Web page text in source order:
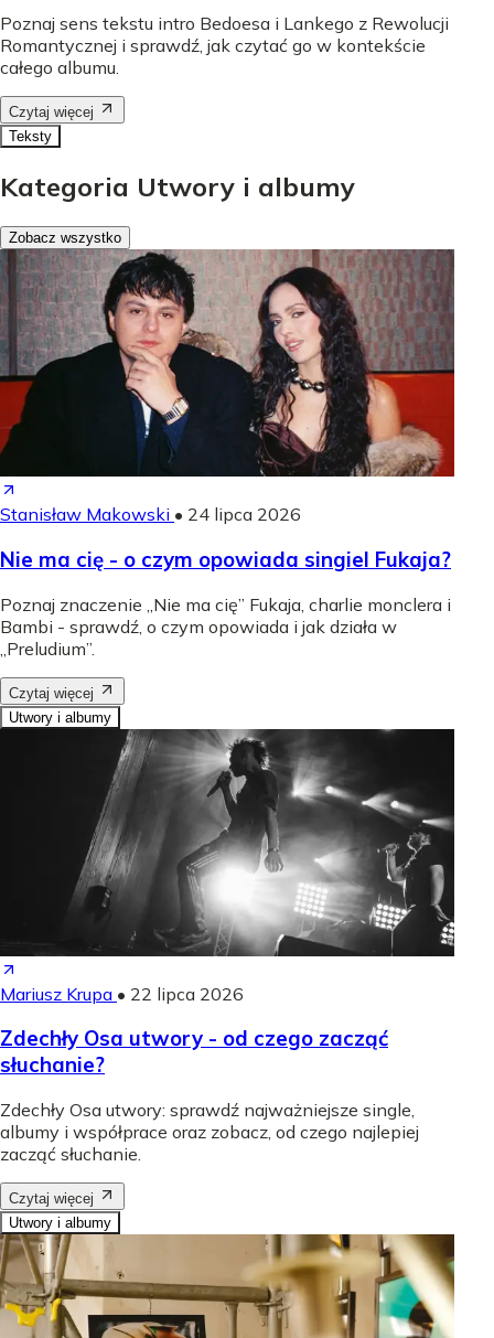
Poznaj sens tekstu intro Bedoesa i Lankego z Rewolucji
Romantycznej i sprawdź, jak czytać go w kontekście
całego albumu.
Czytaj więcej
Teksty
Kategoria Utwory i albumy
Zobacz wszystko
Stanisław Makowski • 24 lipca 2026
Nie ma cię - o czym opowiada singiel Fukaja?
Poznaj znaczenie „Nie ma cię” Fukaja, charlie monclera i
Bambi - sprawdź, o czym opowiada i jak działa w
„Preludium”.
Czytaj więcej
Utwory i albumy
Mariusz Krupa • 22 lipca 2026
Zdechły Osa utwory - od czego zacząć
słuchanie?
Zdechły Osa utwory: sprawdź najważniejsze single,
albumy i współprace oraz zobacz, od czego najlepiej
zacząć słuchanie.
Czytaj więcej
Utwory i albumy